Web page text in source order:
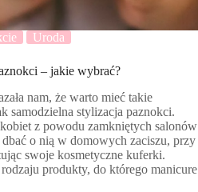
Uroda
– jakie wybrać?
nam, że warto mieć takie
samodzielna stylizacja paznokci.
z powodu zamkniętych salonów
dbać o nią w domowych zaciszu, przy
swoje kosmetyczne kuferki.
produkty, do którego manicure